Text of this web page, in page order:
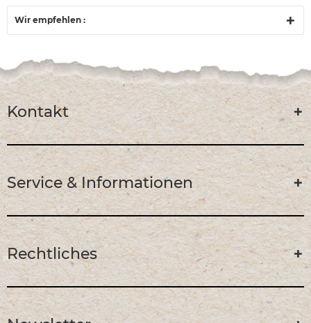
Wir empfehlen :
Kontakt
Service & Informationen
Rechtliches